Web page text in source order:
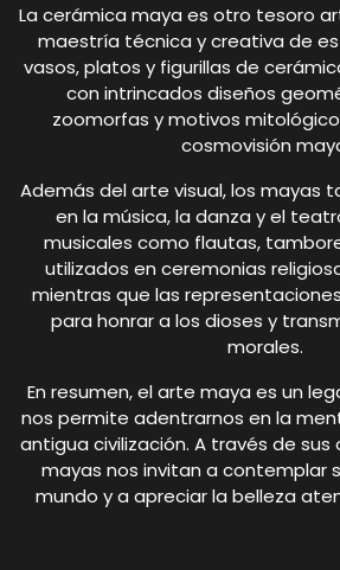
La cerámica maya es otro tesoro
maestría técnica y creativa de
vasos, platos y figurillas de
con intrincados diseños
zoomorfas y motivos
cosmovisión
Además del arte visual, los mayas
en la música, la danza y el
musicales como flautas,
utilizados en ceremonias
mientras que las
para honrar a los dioses y
morales.
En resumen, el arte maya es un
nos permite adentrarnos en la
antigua civilización. A través de sus
mayas nos invitan a contemplar
mundo y a apreciar la belleza